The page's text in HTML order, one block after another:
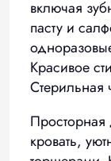
включая
пасту и
Красивое
Стерильная
Просторная
кровать,